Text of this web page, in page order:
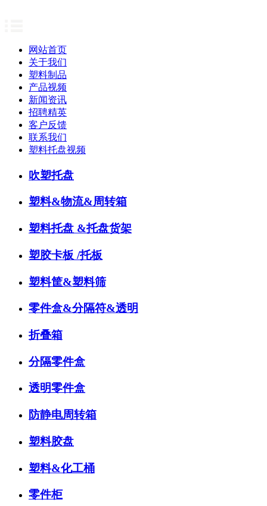
网站首页
关于我们
塑料制品
产品视频
新闻资讯
招聘精英
客户反馈
联系我们
塑料托盘视频
吹塑托盘
塑料&物流&周转箱
塑料托盘 &托盘货架
塑胶卡板 /托板
塑料筐&塑料筛
零件盒&分隔符&透明
折叠箱
分隔零件盒
透明零件盒
防静电周转箱
塑料胶盘
塑料&化工桶
零件柜